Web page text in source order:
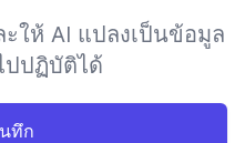
ให้ AI แปลงเป็นข้อมูล
ปปฏิบัติได้
ทึก